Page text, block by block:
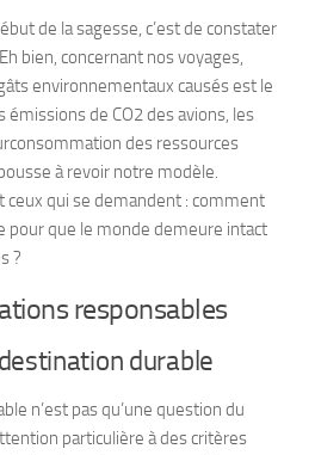
de la sagesse, c’est de constater
bien, concernant nos voyages,
environnementaux causés est le
émissions de CO2 des avions, les
des ressources
à revoir notre modèle.
ceux qui se demandent : comment
pour que le monde demeure intact
?
responsables
durable
n’est pas qu’une question du
particulière à des critères